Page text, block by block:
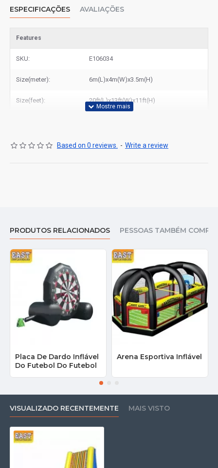
portuguesas.
ESPECIFICAÇÕES AVALIAÇÕES
Features
SKU: E106034
Size(meter): 6m(L)x4m(W)x3.5m(H)
Size(feet): 20ft(L)x13ft(W)x11ft(H)
Based on 0 reviews. - Write a review
PRODUTOS RELACIONADOS PESSOAS TAMBÉM
Placa De Dardo Inflável
Do Futebol Do Futebol
Arena Esportiva Inflável
VISUALIZADO RECENTEMENTE MAIS VISTO